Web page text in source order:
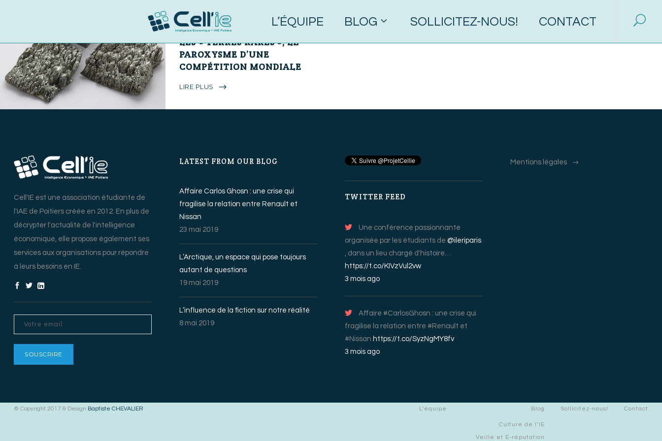
L’ÉQUIPE BLOG SOLLICITEZ-NOUS! CONTACT
8 mars 2017 0 Commentaires
LES « TERRES RARES », LE
PAROXYSME D’UNE
COMPÉTITION MONDIALE
LIRE PLUS
Cell'IE est une association étudiante de
l'IAE de Poitiers créée en 2012. En plus de
décrypter l'actualité de l'intelligence
économique, elle propose également ses
services aux organisations pour répondre
à leurs besoins en IE.
LATEST FROM OUR BLOG
Affaire Carlos Ghosn : une crise qui
fragilise la relation entre Renault et
Nissan
23 mai 2019
L’Arctique, un espace qui pose toujours
autant de questions
19 mai 2019
L’influence de la fiction sur notre réalité
8 mai 2019
TWITTER FEED
Une conférence passionnante
organisée par les étudiants de @ileriparis
, dans un lieu chargé d'histoire…
https://t.co/KIVzVul2vw
3 mois ago
Affaire #CarlosGhosn : une crise qui
fragilise la relation entre #Renault et
#Nissan https://t.co/SyzNgMY8fv
3 mois ago
Mentions légales
© Copyright 2017 & Design Baptiste CHEVALIER L’équipe Blog
Culture de l’IE
Veille et E-réputation
Sollicitez-nous! Contact